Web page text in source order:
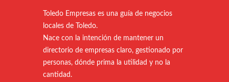
Toledo Empresas es una guía de negocios
locales de Toledo.
Nace con la intención de mantener un
directorio de empresas claro, gestionado por
personas, dónde prima la utilidad y no la
cantidad.